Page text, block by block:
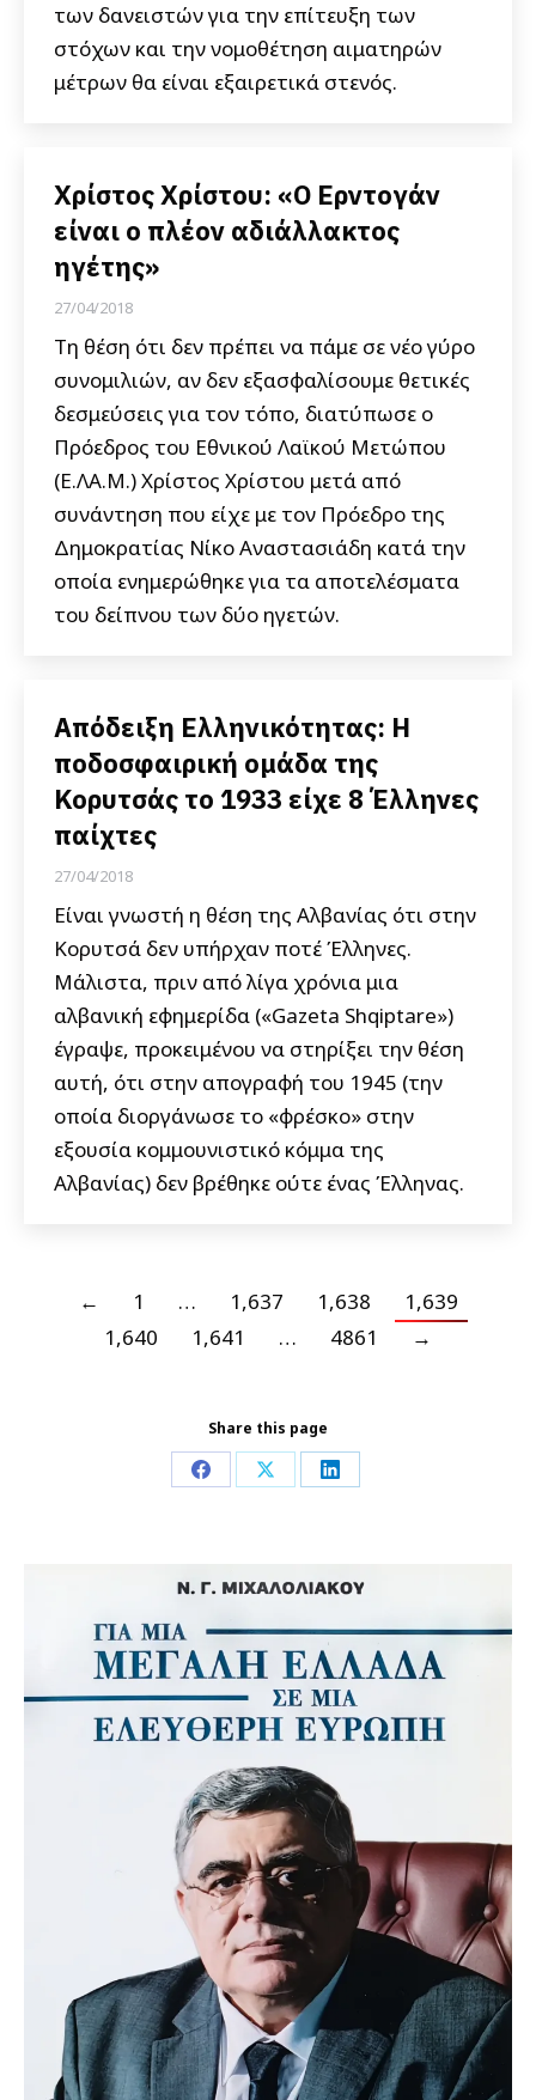
των δανειστών για την επίτευξη των
στόχων και την νομοθέτηση αιματηρών
μέτρων θα είναι εξαιρετικά στενός.
Χρίστος Χρίστου: «Ο Ερντογάν
είναι ο πλέον αδιάλλακτος
ηγέτης»
27/04/2018
Τη θέση ότι δεν πρέπει να πάμε σε νέο γύρο
συνομιλιών, αν δεν εξασφαλίσουμε θετικές
δεσμεύσεις για τον τόπο, διατύπωσε ο
Πρόεδρος του Εθνικού Λαϊκού Μετώπου
(Ε.ΛΑ.Μ.) Χρίστος Χρίστου μετά από
συνάντηση που είχε με τον Πρόεδρο της
Δημοκρατίας Νίκο Αναστασιάδη κατά την
οποία ενημερώθηκε για τα αποτελέσματα
του δείπνου των δύο ηγετών.
Απόδειξη Ελληνικότητας: Η
ποδοσφαιρική ομάδα της
Κορυτσάς το 1933 είχε 8 Έλληνες
παίχτες
27/04/2018
Είναι γνωστή η θέση της Αλβανίας ότι στην
Κορυτσά δεν υπήρχαν ποτέ Έλληνες.
Μάλιστα, πριν από λίγα χρόνια μια
αλβανική εφημερίδα («Gazeta Shqiptare»)
έγραψε, προκειμένου να στηρίξει την θέση
αυτή, ότι στην απογραφή του 1945 (την
οποία διοργάνωσε το «φρέσκο» στην
εξουσία κομμουνιστικό κόμμα της
Αλβανίας) δεν βρέθηκε ούτε ένας Έλληνας.
← 1 … 1,637 1,638
1,639
1,640
1,641 … 4861 →
Share this page
Share Share Share